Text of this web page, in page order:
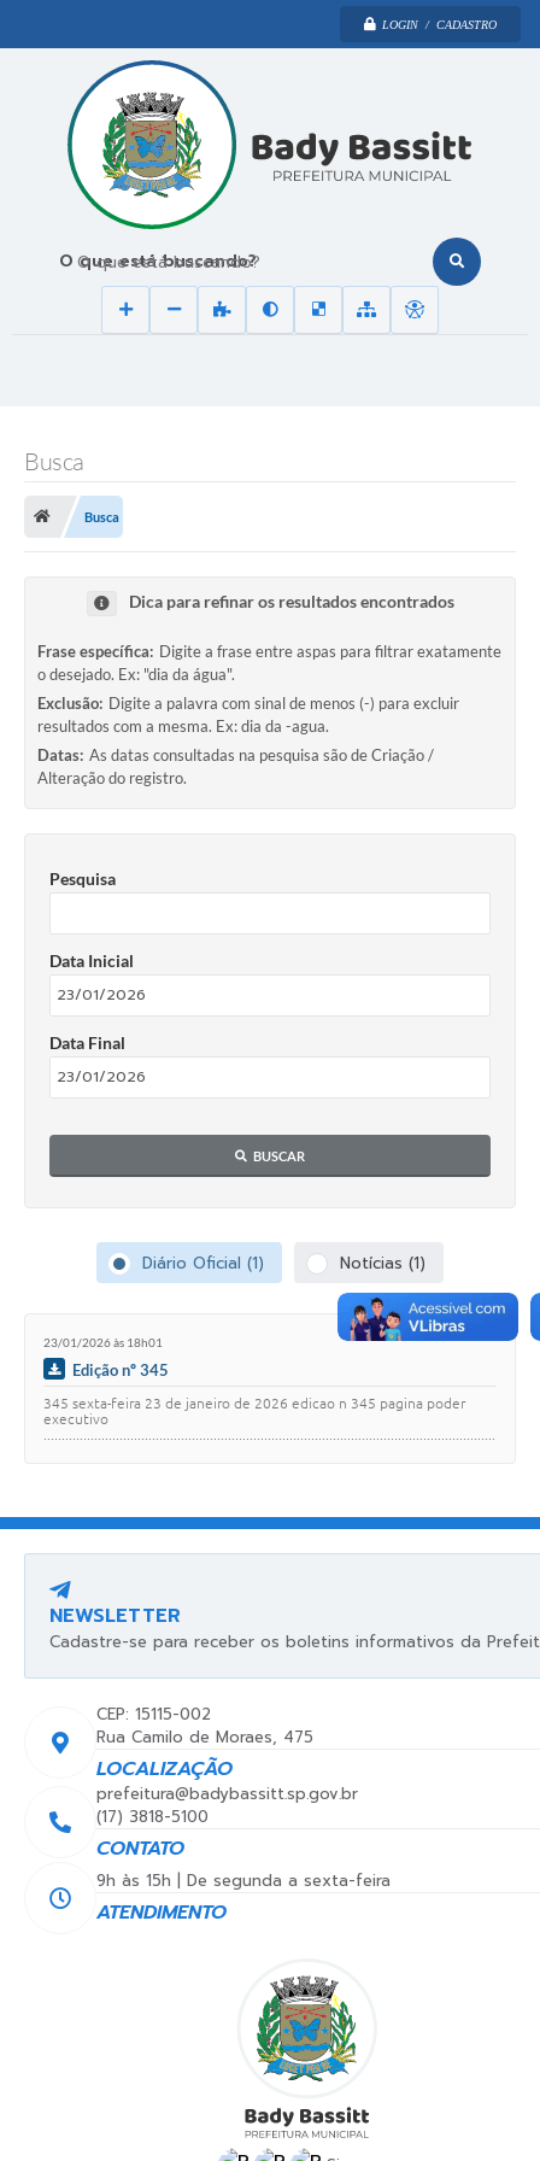
LOGIN / CADASTRO
O que está buscando?
Busca
Busca
Dica para refinar os resultados encontrados
Frase específica: Digite a frase entre aspas para filtrar exatamente
o desejado. Ex: "dia da água".
Exclusão: Digite a palavra com sinal de menos (-) para excluir
resultados com a mesma. Ex: dia da -agua.
Datas: As datas consultadas na pesquisa são de Criação /
Alteração do registro.
Pesquisa
Data Inicial
Data Final
BUSCAR
Diário Oficial (1) Notícias (1)
23/01/2026 às 18h01
Edição nº 345
345 sexta-feira 23 de janeiro de 2026 edicao n 345 pagina poder
executivo
LOCALIZAÇÃO
Rua Camilo de Moraes, 475
CEP: 15115-002
CONTATO
(17) 3818-5100
prefeitura@badybassitt.sp.gov.br
ATENDIMENTO
9h às 15h | De segunda a sexta-feira
NEWSLETTER
Cadastre-se para receber os boletins informativos da